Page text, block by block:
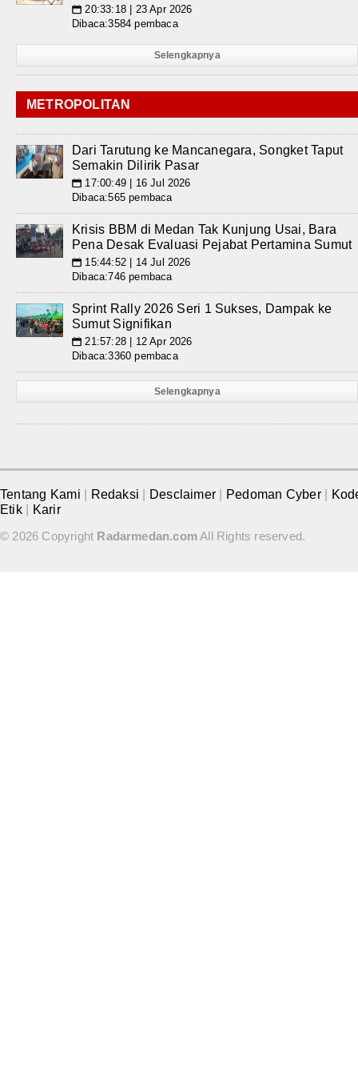
📅 20:33:18 | 23 Apr 2026
Dibaca:3584 pembaca
Selengkapnya
METROPOLITAN
Dari Tarutung ke Mancanegara, Songket Taput
Semakin Dilirik Pasar
📅 17:00:49 | 16 Jul 2026
Dibaca:565 pembaca
Krisis BBM di Medan Tak Kunjung Usai, Bara
Pena Desak Evaluasi Pejabat Pertamina Sumut
📅 15:44:52 | 14 Jul 2026
Dibaca:746 pembaca
Sprint Rally 2026 Seri 1 Sukses, Dampak ke
Sumut Signifikan
📅 21:57:28 | 12 Apr 2026
Dibaca:3360 pembaca
Selengkapnya
Tentang Kami Redaksi Desclaimer Pedoman Cyber
Etik
Karir
© 2026 Copyright Radarmedan.comAll Rights reserved.